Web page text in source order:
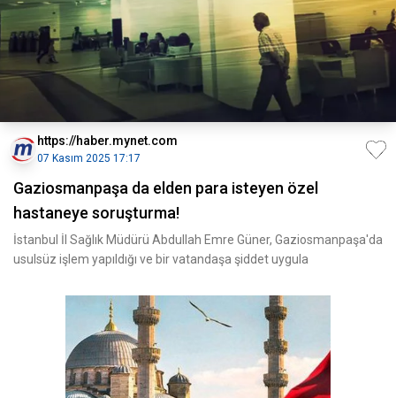
https://haber.mynet.com
07 Kasım 2025 17:17
Gaziosmanpaşa da elden para isteyen özel
hastaneye soruşturma!
İstanbul İl Sağlık Müdürü Abdullah Emre Güner, Gaziosmanpaşa'da
usulsüz işlem yapıldığı ve bir vatandaşa şiddet uygula